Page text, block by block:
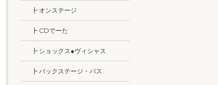
┣ オンステージ
┣ CDでーた
┣ ショックス●ヴィシャス
┣ バックステージ・パス